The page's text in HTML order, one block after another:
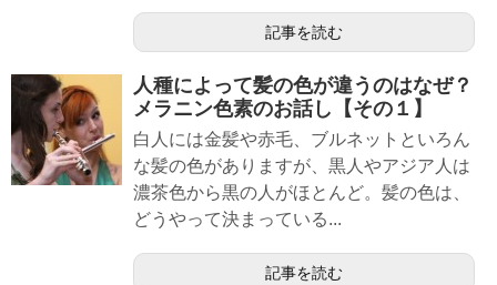
記事を読む
人種によって髪の色が違うのはなぜ？
メラニン色素のお話し【その１】
白人には金髪や赤毛、ブルネットといろん
な髪の色がありますが、黒人やアジア人は
濃茶色から黒の人がほとんど。髪の色は、
どうやって決まっている...
記事を読む